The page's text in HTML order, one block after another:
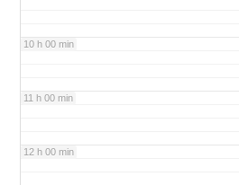
10 h 00 min
11 h 00 min
12 h 00 min